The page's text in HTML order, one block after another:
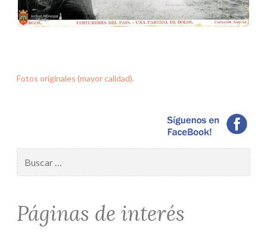
Fotos originales (mayor calidad).
Páginas de interés